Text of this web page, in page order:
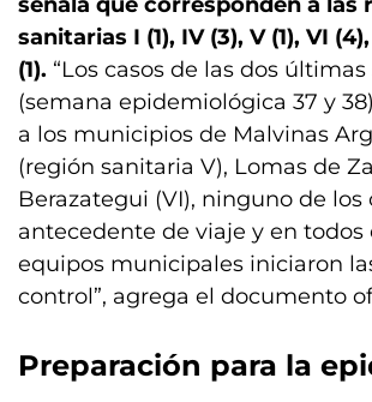
señala que corresponden a las
sanitarias I (1), IV (3), V (1), VI
(1). “Los casos de las dos
(semana epidemiológica 37 y
a los municipios de Malvinas
(región sanitaria V), Lomas de
Berazategui (VI), ninguno de los
antecedente de viaje y en todos
equipos municipales iniciaron
control”, agrega el documento
Preparación para la